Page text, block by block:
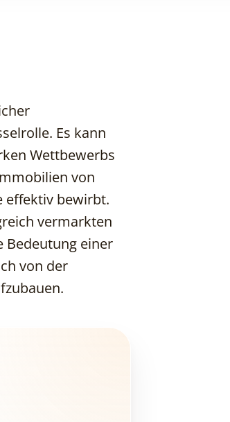
Es kann
Wettbewerbs
von
effektiv bewirbt.
vermarkten
Bedeutung einer
von der